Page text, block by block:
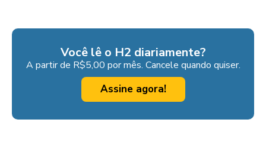
Você lê o H2 diariamente?
A partir de R$5,00 por mês. Cancele quando quiser.
Assine agora!